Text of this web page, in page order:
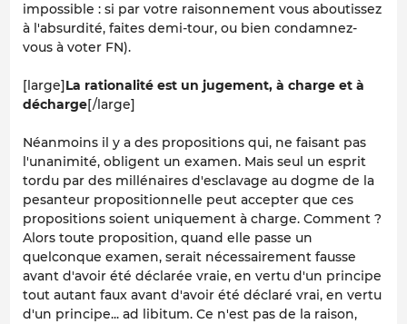
impossible : si par votre raisonnement vous aboutissez
à l'absurdité, faites demi-tour, ou bien condamnez-
vous à voter FN).
[large] La rationalité est un jugement, à charge et à
décharge[/large]
Néanmoins il y a des propositions qui, ne faisant pas
l'unanimité, obligent un examen. Mais seul un esprit
tordu par des millénaires d'esclavage au dogme de la
pesanteur propositionnelle peut accepter que ces
propositions soient uniquement à charge. Comment ?
Alors toute proposition, quand elle passe un
quelconque examen, serait nécessairement fausse
avant d'avoir été déclarée vraie, en vertu d'un principe
tout autant faux avant d'avoir été déclaré vrai, en vertu
d'un principe... ad libitum. Ce n'est pas de la raison,